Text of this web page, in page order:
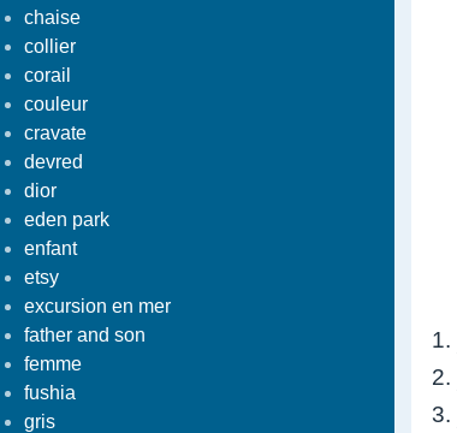
chaise
collier
corail
couleur
cravate
devred
dior
eden park
enfant
etsy
excursion en mer
father and son
femme
fushia
gris